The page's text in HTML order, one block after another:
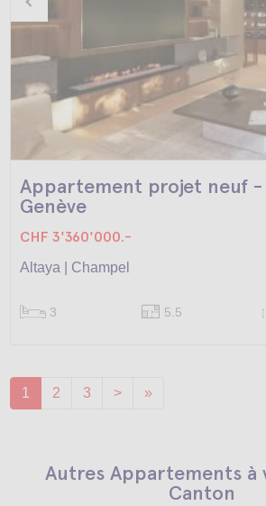
Appartement projet neuf -
Genève
CHF 3'360'000.-
Altaya | Champel
3 5.5
1 2 3 > »
Autres Appartements à
Canton